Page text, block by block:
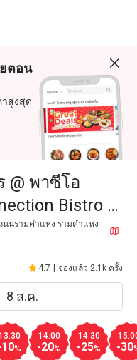
ตอน
สูงสุด
@ พาซีโอ
Bistro @
นนรามคำแหง รามคำแหง
4.7 จองแล้ว 2.1k ครั้ง
%
14:00
-20%
14:30
-25% -30